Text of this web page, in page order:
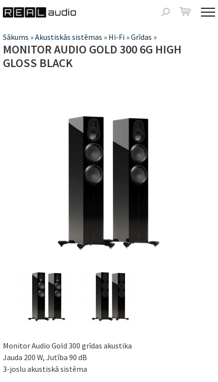
Meklēšanas
Jūs
atrodaties
Sākums »Akustiskās sistēmas » Hi-Fi »Grīdas »
MONITOR AUDIO GOLD 300 6G HIGH
GLOSS BLACK
Monitor Audio Gold 300 grīdas akustika
Jauda 200 W, Jutība 90 dB
3-joslu akustiskā sistēma